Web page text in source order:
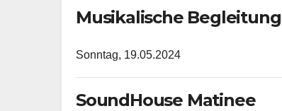
Musikalische
Sonntag, 19.05.2024
SoundHouse Matinee